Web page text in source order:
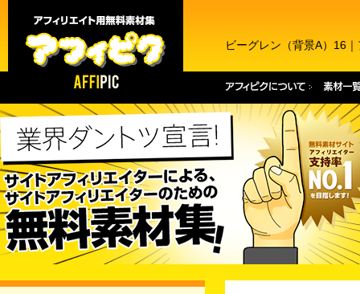
ビーグレン（背景A）16